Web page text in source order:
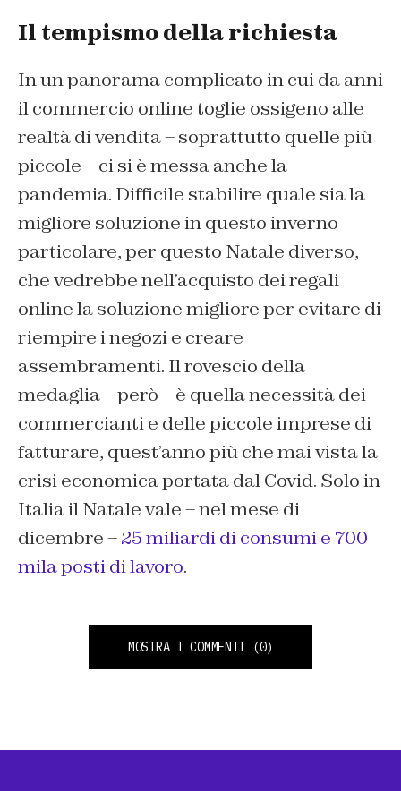
Il tempismo della richiesta
In un panorama complicato in cui da anni
il commercio online toglie ossigeno alle
realtà di vendita – soprattutto quelle più
piccole – ci si è messa anche la
pandemia. Difficile stabilire quale sia la
migliore soluzione in questo inverno
particolare, per questo Natale diverso,
che vedrebbe nell’acquisto dei regali
online la soluzione migliore per evitare di
riempire i negozi e creare
assembramenti. Il rovescio della
medaglia – però – è quella necessità dei
commercianti e delle piccole imprese di
fatturare, quest’anno più che mai vista la
crisi economica portata dal Covid. Solo in
Italia il Natale vale – nel mese di
dicembre –25 miliardi di consumi e 700
mila posti di lavoro.
MOSTRA I COMMENTI (0)